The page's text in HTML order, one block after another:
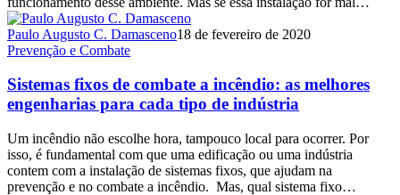
Paulo Augusto C. Damasceno18 de fevereiro de 2020
Prevenção e Combate
Sistemas fixos de combate a incêndio: as melhores
engenharias para cada tipo de indústria
Um incêndio não escolhe hora, tampouco local para ocorrer. Por
isso, é fundamental com que uma edificação ou uma indústria
contem com a instalação de sistemas fixos, que ajudam na
prevenção e no combate a incêndio. Mas, qual sistema fixo…